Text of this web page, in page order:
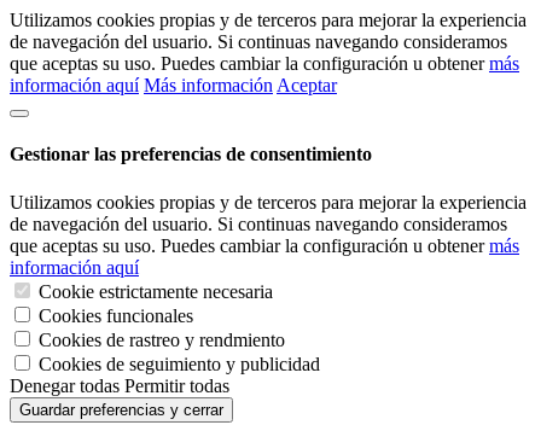
Utilizamos cookies propias y de terceros para mejorar la experiencia
de navegación del usuario. Si continuas navegando consideramos
que aceptas su uso. Puedes cambiar la configuración u obtenermás
información aquí Más información Aceptar
Gestionar las preferencias de consentimiento
Utilizamos cookies propias y de terceros para mejorar la experiencia
de navegación del usuario. Si continuas navegando consideramos
que aceptas su uso. Puedes cambiar la configuración u obtenermás
información aquí
Cookie estrictamente necesaria
Cookies funcionales
Cookies de rastreo y rendmiento
Cookies de seguimiento y publicidad
Denegar todas Permitir todas
Guardar preferencias y cerrar